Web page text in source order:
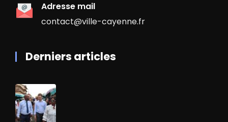
Adresse mail
contact@ville-cayenne.fr
Derniers articles